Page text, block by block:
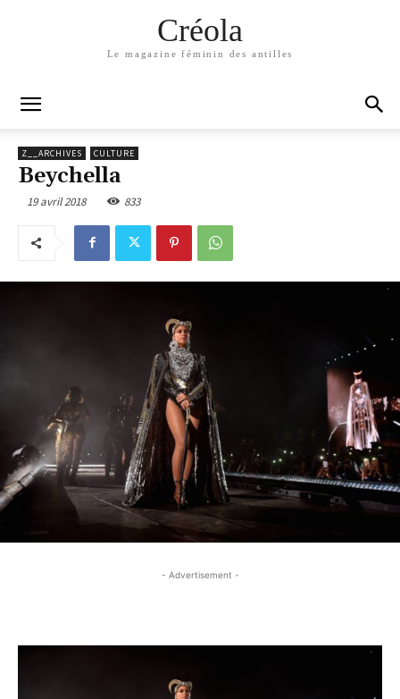
Créola
Le magazine féminin des antilles
Z__ARCHIVES CULTURE
Beychella
19 avril 2018 833
- Advertisement -